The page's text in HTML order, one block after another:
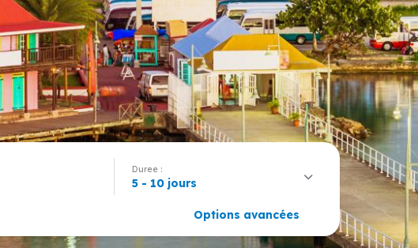
Duree :
5 - 10 jours
Options avancées